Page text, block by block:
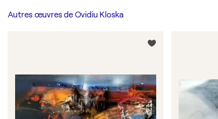
Autres œuvres de Ovidiu Kloska